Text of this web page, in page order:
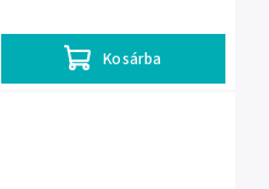
Kosárba